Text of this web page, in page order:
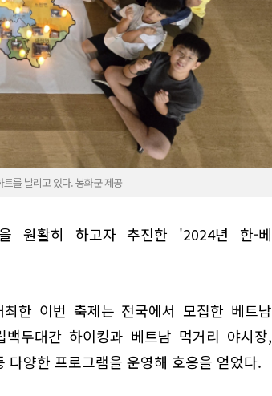
를 날리고 있다. 봉화군 제공
원활히 하고자 추진한 '2024년 한-베
한 이번 축제는 전국에서 모집한 베트남
두대간 하이킹과 베트남 먹거리 야시장,
양한 프로그램을 운영해 호응을 얻었다.